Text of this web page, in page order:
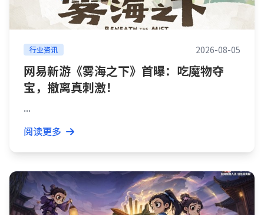
行业资讯 2026-08-05
网易新游《雾海之下》首曝：吃魔物夺
宝，撤离真刺激！
...
阅读更多